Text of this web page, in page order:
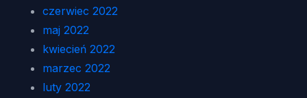
czerwiec 2022
maj 2022
kwiecień 2022
marzec 2022
luty 2022